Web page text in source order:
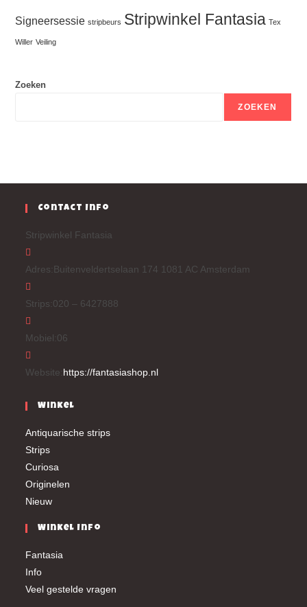
Signeersessie stripbeurs Stripwinkel Fantasia Tex
Willer Veiling
Zoeken
ZOEKEN
Contact Info
Stripwinkel Fantasia
Adres: Buitenveldertselaan 174 1081 AC Amsterdam
Strips: 020 – 6427888
Mobiel: 06
Website: https://fantasiashop.nl
Winkel
Antiquarische strips
Strips
Curiosa
Originelen
Nieuw
Winkel Info
Fantasia
Info
Veel gestelde vragen